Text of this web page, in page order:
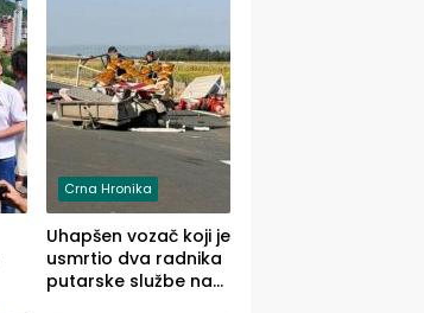
Crna Hronika
Uhapšen vozač koji je
usmrtio dva radnika
putarske službe na